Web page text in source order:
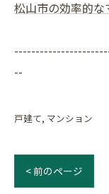
松山市の効率的な
--
戸建て マンション
< 前のページ